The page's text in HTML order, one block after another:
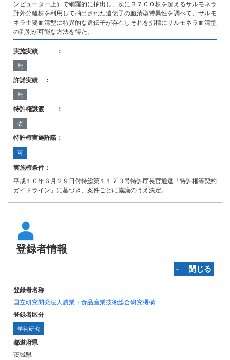
ンピューター上）で網羅的に抽出し、次に３７００株を超えるサルモネラ
野外分離株を利用して抽出された遺伝子の血清型特異性を調べて、サルモ
ネラ主要血清型に特異的な遺伝子が存在しそれを指標にサルモネラ血清型
の判別が可能な方法を得た。
実施実績 ：
無
許諾実績 ：
無
特許権譲渡 ：
否
特許権実施許諾：
可
実施権条件：
平成１０年６月２９日付特総第１１７３号特許庁長官通達「特許権等契約
ガイドライン」に基づき、案件ごとに協議のうえ決定。
登録者情報
‐ 閉じる
登録者名称
国立研究開発法人農業・食品産業技術総合研究機構
登録者区分
学術研究
都道府県
茨城県